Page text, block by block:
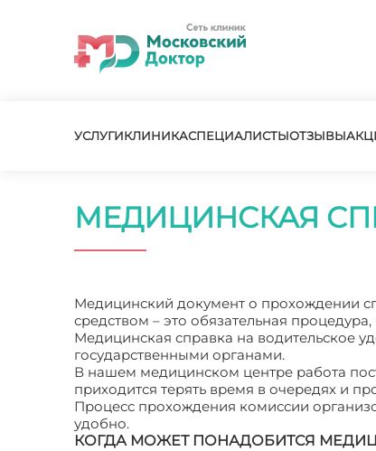
УСЛУГИКЛИНИКАСПЕЦИАЛИСТЫОТЗЫВЫ
МЕДИЦИНСКАЯ
Медицинский документ о прохождении
средством – это обязательная
Медицинская справка на водительское
государственными органами.
В нашем медицинском центре работа
приходится терять время в очередях и
Процесс прохождения комиссии
удобно.
КОГДА МОЖЕТ ПОНАДОБИТСЯ